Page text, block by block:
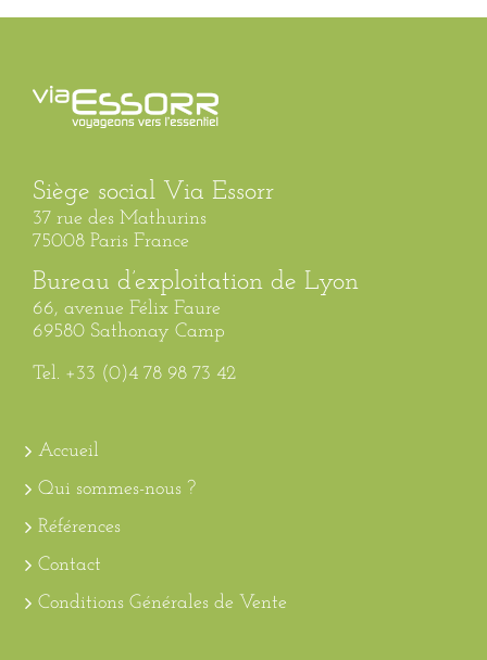
Siège social Via Essorr
37 rue des Mathurins
75008 Paris France
Bureau d’exploitation de Lyon
66, avenue Félix Faure
69580 Sathonay Camp
Tel. +33 (0)4 78 98 73 42
Accueil
Qui sommes-nous ?
Références
Contact
Conditions Générales de Vente